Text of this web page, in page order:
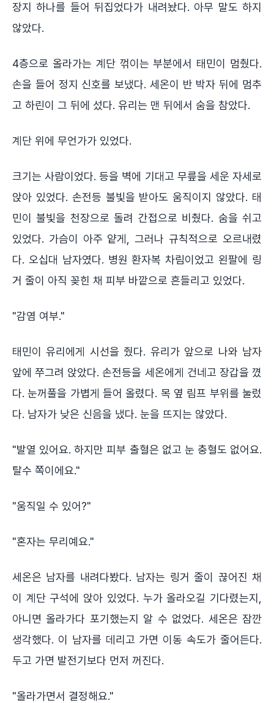
장지 하나를 들어 뒤집었다가 내려놨다. 아무 말도 하지
않았다.
4층으로 올라가는 계단 꺾이는 부분에서 태민이 멈췄다.
손을 들어 정지 신호를 보냈다. 세온이 반 박자 뒤에 멈추
고 하린이 그 뒤에 섰다. 유리는 맨 뒤에서 숨을 참았다.
계단 위에 무언가가 있었다.
크기는 사람이었다. 등을 벽에 기대고 무릎을 세운 자세로
앉아 있었다. 손전등 불빛을 받아도 움직이지 않았다. 태
민이 불빛을 천장으로 돌려 간접으로 비췄다. 숨을 쉬고
있었다. 가슴이 아주 얕게, 그러나 규칙적으로 오르내렸
다. 오십대 남자였다. 병원 환자복 차림이었고 왼팔에 링
거 줄이 아직 꽂힌 채 피부 바깥으로 흔들리고 있었다.
"감염 여부."
태민이 유리에게 시선을 줬다. 유리가 앞으로 나와 남자
앞에 쭈그려 앉았다. 손전등을 세온에게 건네고 장갑을 꼈
다. 눈꺼풀을 가볍게 들어 올렸다. 목 옆 림프 부위를 눌렀
다. 남자가 낮은 신음을 냈다. 눈을 뜨지는 않았다.
"발열 있어요. 하지만 피부 출혈은 없고 눈 충혈도 없어요.
탈수 쪽이에요."
"움직일 수 있어?"
"혼자는 무리예요."
세온은 남자를 내려다봤다. 남자는 링거 줄이 끊어진 채
이 계단 구석에 앉아 있었다. 누가 올라오길 기다렸는지,
아니면 올라가다 포기했는지 알 수 없었다. 세온은 잠깐
생각했다. 이 남자를 데리고 가면 이동 속도가 줄어든다.
두고 가면 발전기보다 먼저 꺼진다.
"올라가면서 결정해요."